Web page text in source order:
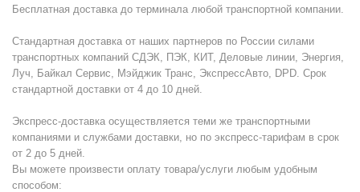
Бесплатная доставка до терминала любой транспортной компании.
Стандартная доставка от наших партнеров по России силами
транспортных компаний СДЭК, ПЭК, КИТ, Деловые линии, Энергия,
Луч, Байкал Сервис, Мэйджик Транс, ЭкспрессАвто, DPD. Срок
стандартной доставки от 4 до 10 дней.
Экспресс-доставка осуществляется теми же транспортными
компаниями и службами доставки, но по экспресс-тарифам в срок
от 2 до 5 дней.
Вы можете произвести оплату товара/услуги любым удобным
способом: